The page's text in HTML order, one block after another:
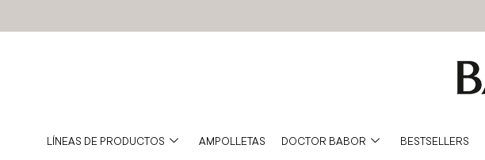
LÍNEAS DE PRODUCTOS AMPOLLETAS DOCTOR BABOR BESTSELLERS